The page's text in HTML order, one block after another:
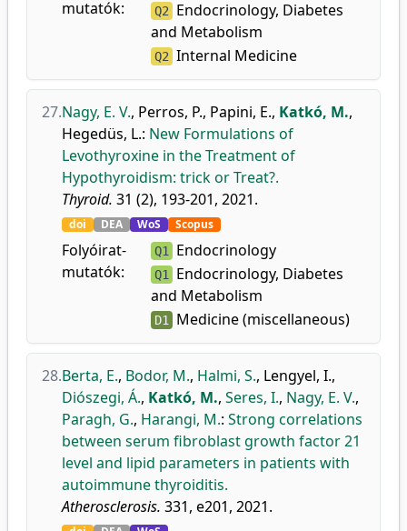
mutatók:
Q2 Endocrinology, Diabetes
and Metabolism
Q2 Internal Medicine
27.Nagy, E. V., Perros, P., Papini, E., Katkó, M.,
Hegedüs, L.: New Formulations of
Levothyroxine in the Treatment of
Hypothyroidism: trick or Treat?.
Thyroid. 31 (2), 193-201, 2021.
doi DEA WoS Scopus
Folyóirat-
mutatók:
Q1 Endocrinology
Q1 Endocrinology, Diabetes
and Metabolism
D1 Medicine (miscellaneous)
28.Berta, E., Bodor, M., Halmi, S., Lengyel, I.,
Diószegi, Á., Katkó, M., Seres, I., Nagy, E. V.,
Paragh, G., Harangi, M.: Strong correlations
between serum fibroblast growth factor 21
level and lipid parameters in patients with
autoimmune thyroiditis.
Atherosclerosis. 331, e201, 2021.